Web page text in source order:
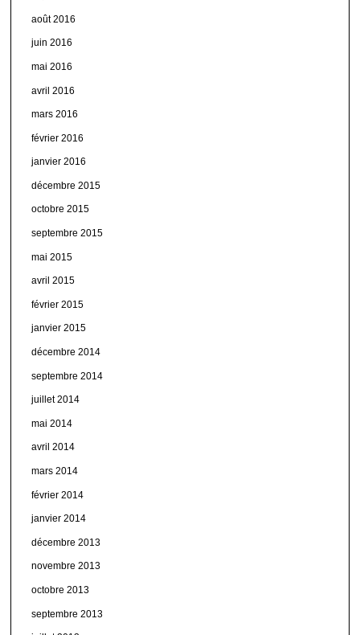
août 2016
juin 2016
mai 2016
avril 2016
mars 2016
février 2016
janvier 2016
décembre 2015
octobre 2015
septembre 2015
mai 2015
avril 2015
février 2015
janvier 2015
décembre 2014
septembre 2014
juillet 2014
mai 2014
avril 2014
mars 2014
février 2014
janvier 2014
décembre 2013
novembre 2013
octobre 2013
septembre 2013